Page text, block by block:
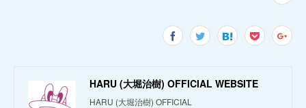
HARU (大堀治樹) OFFICIAL WEBSITE
HARU (大堀治樹) OFFICIAL